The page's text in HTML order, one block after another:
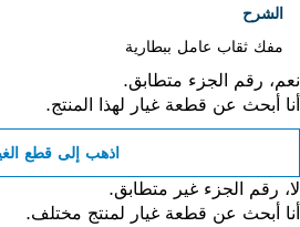
الشرح
مفك ثقاب عامل ببطارية
رقم الجزء متطابق.
أبحث عن قطعة غيار لهذا المنتج.
اذهب إلى قطع الغيار
رقم الجزء غير متطابق.
أبحث عن قطعة غيار لمنتج مختلف.